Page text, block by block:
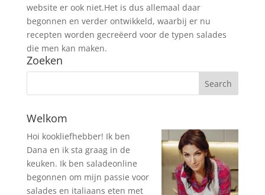
website er ook niet.Het is dus allemaal daar
begonnen en verder ontwikkeld, waarbij er nu
recepten worden gecreëerd voor de typen salades
die men kan maken.
Zoeken
Welkom
Hoi kookliefhebber! Ik ben
Dana en ik sta graag in de
keuken. Ik ben saladeonline
begonnen om mijn passie voor
salades en italiaans eten met